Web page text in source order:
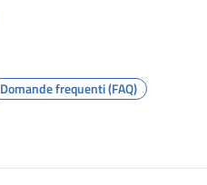
Domande frequenti (FAQ)